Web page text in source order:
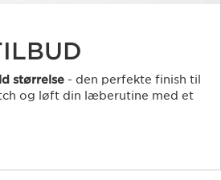
størrelse - den perfekte finish til
og løft din læberutine med et